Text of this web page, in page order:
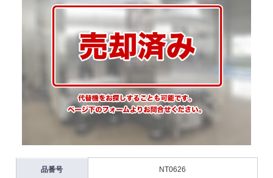
品番号 NT0626